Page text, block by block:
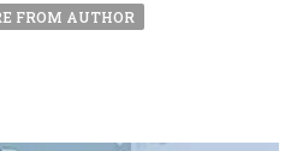
FROM AUTHOR